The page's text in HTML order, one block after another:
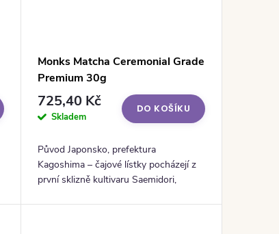
Monks Matcha Ceremonial Grade
Premium 30g
725,40 Kč
Skladem
DO KOŠÍKU
Původ Japonsko, prefektura
Kagoshima – čajové lístky pocházejí z
první sklizně kultivaru Saemidori,